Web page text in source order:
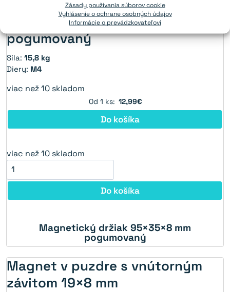
Zásady používania súborov cookie
Vyhlásenie o ochrane osobných údajov
Informácie o prevádzkovateľovi
Magnetický držiak 95×35×8 mm
pogumovaný
Sila: 15,8 kg
Diery: M4
viac než 10 skladom
Od 1 ks: 12,99€
Do košíka
viac než 10 skladom
Do košíka
Magnetický držiak 95×35×8 mm
pogumovaný
Magnet v puzdre s vnútorným
závitom 19×8 mm